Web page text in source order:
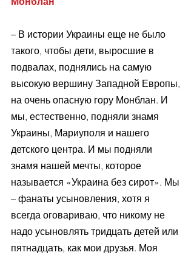
– В истории Украины еще не было
такого, чтобы дети, выросшие в
подвалах, поднялись на самую
высокую вершину Западной Европы,
на очень опасную гору Монблан. И
мы, естественно, подняли знамя
Украины, Мариуполя и нашего
детского центра. И мы подняли
знамя нашей мечты, которое
называется «Украина без сирот». Мы
– фанаты усыновления, хотя я
всегда оговариваю, что никому не
надо усыновлять тридцать детей или
пятнадцать, как мои друзья. Моя